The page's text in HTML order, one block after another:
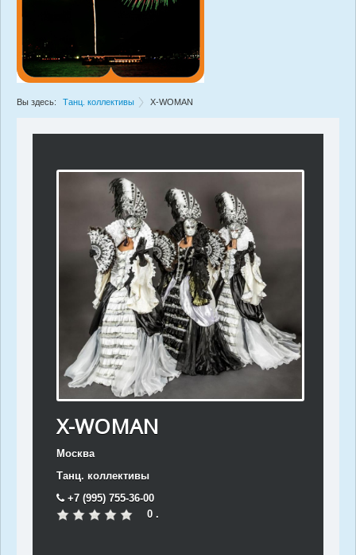
Вы здесь: Танц. коллективы X-WOMAN
X-WOMAN
Москва
Танц. коллективы
+7 (995) 755-36-00
0 .